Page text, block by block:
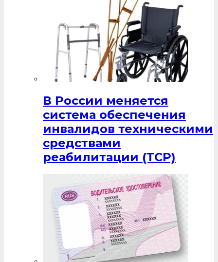
В России меняется
система обеспечения
инвалидов техническими
средствами
реабилитации (ТСР)